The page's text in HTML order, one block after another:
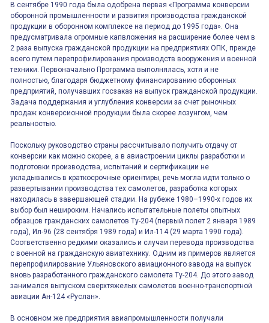
В сентябре 1990 года была одобрена первая «Программа конверсии
оборонной промышленности и развития производства гражданской
продукции в оборонном комплексе на период до 1995 года». Она
предусматривала огромные капвложения на расширение более чем в
2 раза выпуска гражданской продукции на предприятиях ОПК, прежде
всего путем перепрофилирования производств вооружения и военной
техники. Первоначально Программа выполнялась, хотя и не
полностью, благодаря бюджетному финансированию оборонных
предприятий, получавших госзаказ на выпуск гражданской продукции.
Задача поддержания и углубления конверсии за счет рыночных
продаж конверсионной продукции была скорее лозунгом, чем
реальностью.
Поскольку руководство страны рассчитывало получить отдачу от
конверсии как можно скорее, а в авиастроении циклы разработки и
подготовки производства, испытаний и сертификации не
укладывались в краткосрочные ориентиры, речь могла идти только о
развертывании производства тех самолетов, разработка которых
находилась в завершающей стадии. На рубеже 1980–1990-х годов их
выбор был нешироким. Начались испытательные полеты опытных
образцов гражданских самолетов Ту-204 (первый полет 2 января 1989
года), Ил-96 (28 сентября 1989 года) и Ил-114 (29 марта 1990 года).
Соответственно редкими оказались и случаи перевода производства
с военной на гражданскую авиатехнику. Одним из примеров является
перепрофилирование Ульяновского авиационного завода на выпуск
вновь разработанного гражданского самолета Ту-204. До этого завод
занимался выпуском сверхтяжелых самолетов военно-транспортной
авиации Ан-124 «Руслан».
В основном же предприятия авиапромышленности получали